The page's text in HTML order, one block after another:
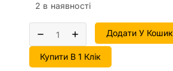
2 в наявності
Додати У Кошик
Купити В 1 Клік